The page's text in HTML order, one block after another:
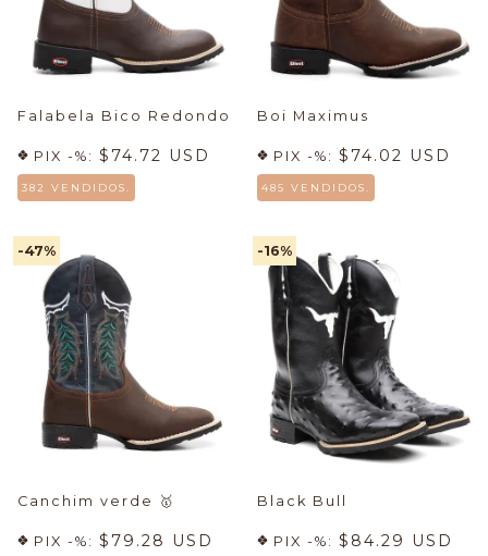
Falabela Bico Redondo
PIX -%: $74.72 USD
382 VENDIDOS.
Boi Maximus
PIX -%: $74.02 USD
485 VENDIDOS.
-47%
Canchim verde 🥇
PIX -%: $79.28 USD
-16%
Black Bull
PIX -%: $84.29 USD